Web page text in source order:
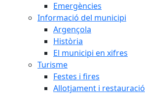
Emergències
Informació del municipi
Argençola
Història
El municipi en xifres
Turisme
Festes i fires
Allotjament i restauració